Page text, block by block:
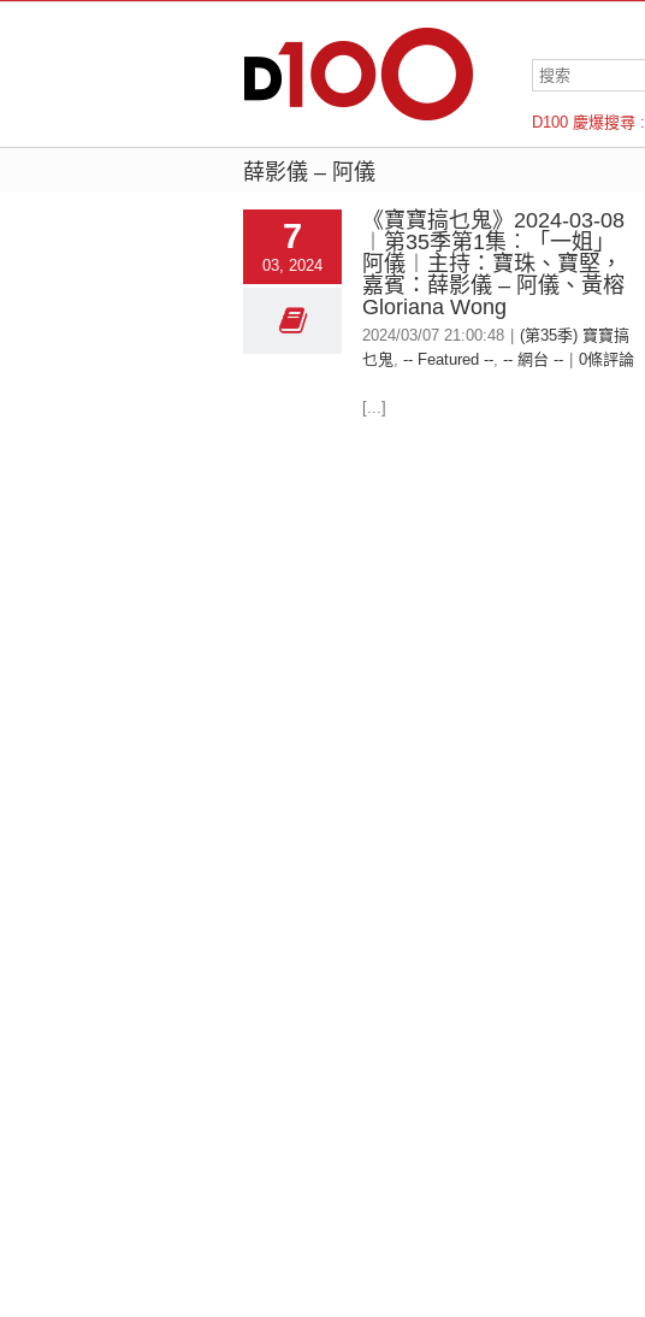
D100 慶爆搜尋 :
羅倫斯
薛影儀 – 阿儀
7
03, 2024
《寶寶搞乜鬼》2024-03-08
︱第35季第1集︰「一姐」
阿儀︱主持：寶珠、寶堅，
嘉賓：薛影儀 – 阿儀、黃榕
Gloriana Wong
2024/03/07 21:00:48
(第35季) 寶寶搞
乜鬼, -- Featured --, -- 網台 -- 0條評論
[...]